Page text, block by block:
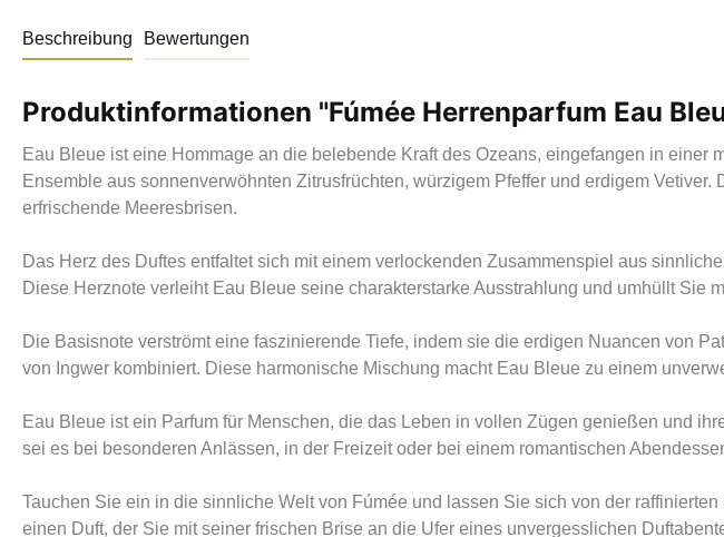
Beschreibung Bewertungen
Produktinformationen "Fúmée Herrenparfum Eau
Eau Bleue ist eine Hommage an die belebende Kraft des Ozeans, eingefangen in
Ensemble aus sonnenverwöhnten Zitrusfrüchten, würzigem Pfeffer und erdigem
erfrischende Meeresbrisen.
Das Herz des Duftes entfaltet sich mit einem verlockenden Zusammenspiel aus
Diese Herznote verleiht Eau Bleue seine charakterstarke Ausstrahlung und umhüllt Sie
Die Basisnote verströmt eine faszinierende Tiefe, indem sie die erdigen Nuancen von
von Ingwer kombiniert. Diese harmonische Mischung macht Eau Bleue zu einem
Eau Bleue ist ein Parfum für Menschen, die das Leben in vollen Zügen genießen und
sei es bei besonderen Anlässen, in der Freizeit oder bei einem romantischen
Tauchen Sie ein in die sinnliche Welt von Fúmée und lassen Sie sich von der
einen Duft, der Sie mit seiner frischen Brise an die Ufer eines unvergesslichen